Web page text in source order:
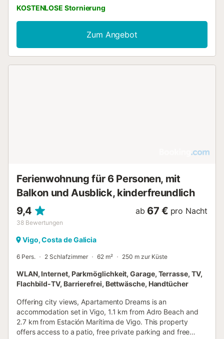
KOSTENLOSE Stornierung
Zum Angebot
Ferienwohnung für 6 Personen, mit
Balkon und Ausblick, kinderfreundlich
9,4
38 Bewertungen
ab 67 € pro Nacht
Vigo, Costa de Galicia
6 Pers. 2 Schlafzimmer 62 m² 250 m zur Küste
WLAN, Internet, Parkmöglichkeit, Garage, Terrasse, TV,
Flachbild-TV, Barrierefrei, Bettwäsche, Handtücher
Offering city views, Apartamento Dreams is an
accommodation set in Vigo, 1.1 km from Adro Beach and
2.7 km from Estación Marítima de Vigo. This property
offers access to a patio, free private parking and free